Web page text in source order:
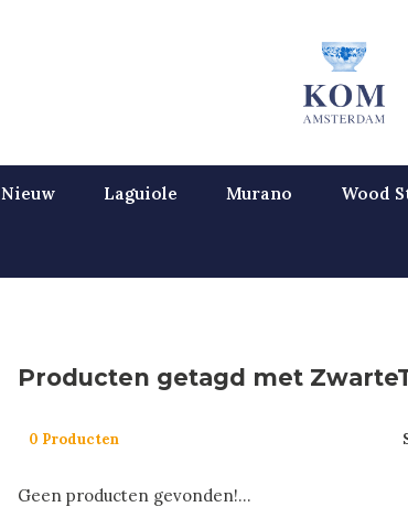
Nieuw Laguiole Murano Wood
Producten getagd met
0 Producten
Geen producten gevonden!...